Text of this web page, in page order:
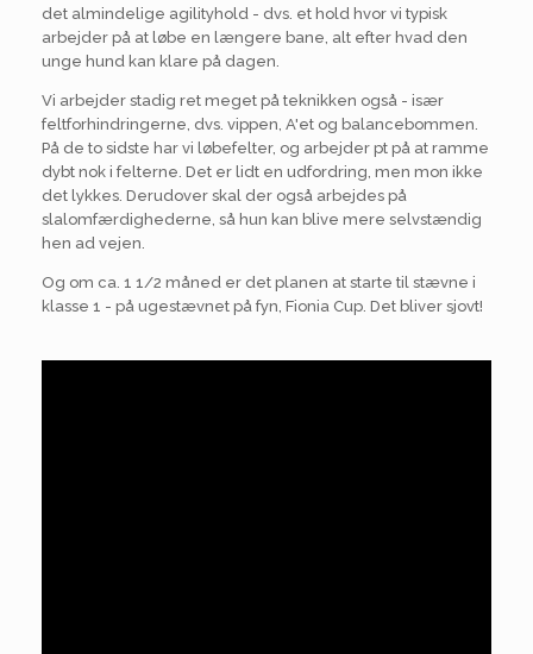
det almindelige agilityhold - dvs. et hold hvor vi typisk
arbejder på at løbe en længere bane, alt efter hvad den
unge hund kan klare på dagen.
Vi arbejder stadig ret meget på teknikken også - især
feltforhindringerne, dvs. vippen, A'et og balancebommen.
På de to sidste har vi løbefelter, og arbejder pt på at ramme
dybt nok i felterne. Det er lidt en udfordring, men mon ikke
det lykkes. Derudover skal der også arbejdes på
slalomfærdighederne, så hun kan blive mere selvstændig
hen ad vejen.
Og om ca. 1 1/2 måned er det planen at starte til stævne i
klasse 1 - på ugestævnet på fyn, Fionia Cup. Det bliver sjovt!